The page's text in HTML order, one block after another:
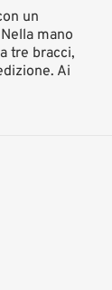
un
mano
tre bracci,
Ai